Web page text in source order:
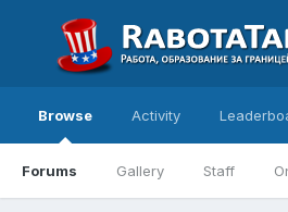
Browse
Forums Gallery Staff
Activity